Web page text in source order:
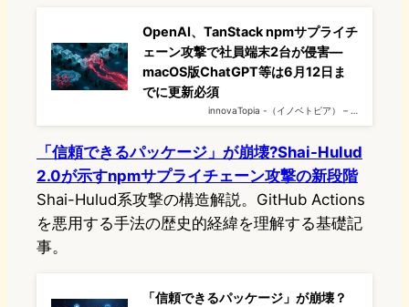
OpenAI、TanStack npmサプライチ
ェーン攻撃で社員端末2台が侵害—
macOS版ChatGPT等は6月12日ま
でに更新必須
innovaTopia -（イノベトピア） – …
「信頼できるパッケージ」が崩壊?Shai-Hulud
2.0が示すnpmサプライチェーン攻撃の新段階
Shai-Hulud系攻撃の構造解説。GitHub Actions
を悪用する手法の歴史的経緯を理解する基礎記
事。
「信頼できるパッケージ」が崩壊？